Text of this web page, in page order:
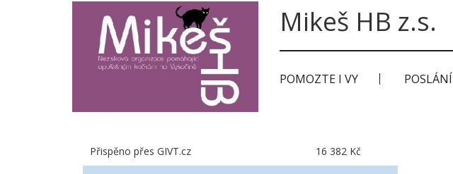
Mikeš HB z.s.
POMOZTE I VY POSLÁNÍ
Přispěno přes GIVT.cz 16 382 Kč